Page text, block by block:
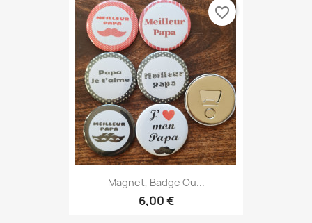
Magnet, Badge Ou...
6,00 €
favorite_border